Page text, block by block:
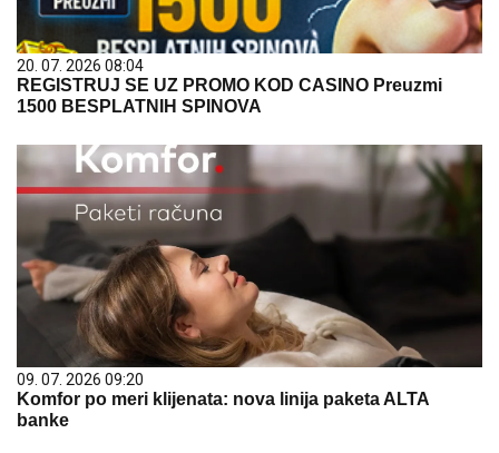
20. 07. 2026 08:04
REGISTRUJ SE UZ PROMO KOD CASINO Preuzmi
1500 BESPLATNIH SPINOVA
09. 07. 2026 09:20
Komfor po meri klijenata: nova linija paketa ALTA
banke